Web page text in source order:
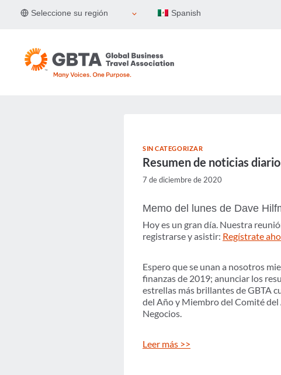
Seleccione su región Spanish
SIN CATEGORIZAR
Resumen de noticias
7 de diciembre de 2020
Memo del lunes de Dave
Hoy es un gran día. Nuestra
registrarse y asistir: Regístrate
Espero que se unan a nosotros
finanzas de 2019; anunciar los
estrellas más brillantes de GBTA
del Año y Miembro del Comité del
Negocios.
Leer más >>